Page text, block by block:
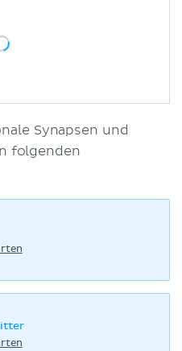
Synapsen und
folgenden